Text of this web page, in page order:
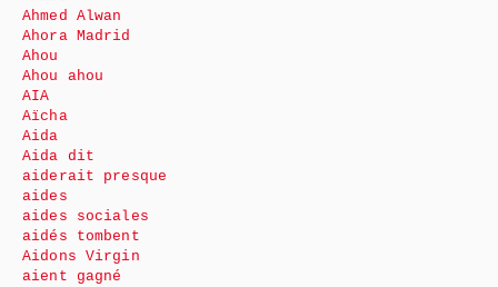
Ahmed Alwan
Ahora Madrid
Ahou
Ahou ahou
AIA
Aïcha
Aida
Aida dit
aiderait presque
aides
aides sociales
aidés tombent
Aidons Virgin
aient gagné